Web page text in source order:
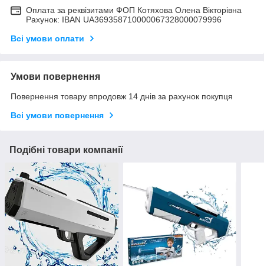
Оплата за реквізитами ФОП Котяхова Олена Вікторівна
Рахунок: IBAN UA369358710000067328000079996
Всі умови оплати
Умови повернення
Повернення товару впродовж 14 днів за рахунок покупця
Всі умови повернення
Подібні товари компанії